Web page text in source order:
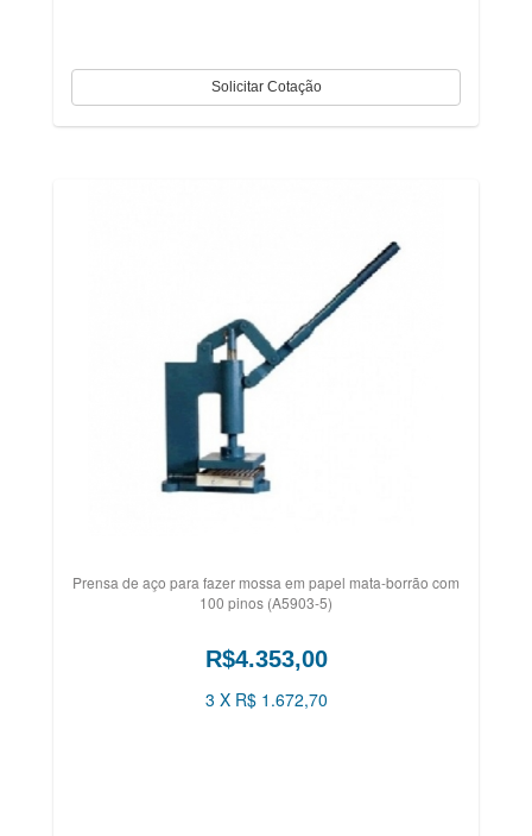
Prensa de aço para fazer mossa em papel mata-borrão com
100 pinos (A5903-5)
R$4.353,00
3 X R$ 1.672,70